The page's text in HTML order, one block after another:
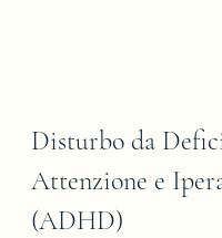
Disturbo da
Attenzione e
(ADHD)